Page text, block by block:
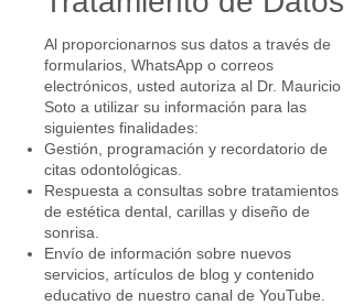
Al proporcionarnos sus datos a través de
formularios, WhatsApp o correos
electrónicos, usted autoriza al Dr. Mauricio
Soto a utilizar su información para las
siguientes finalidades:
Gestión, programación y recordatorio de
citas odontológicas.
Respuesta a consultas sobre tratamientos
de estética dental, carillas y diseño de
sonrisa.
Envío de información sobre nuevos
servicios, artículos de blog y contenido
educativo de nuestro canal de YouTube.